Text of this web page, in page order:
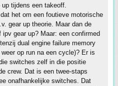
tijdens een takeoff.
het om een foutieve motorische
gear up theorie. Maar dan de
gear up? Maar: een confirmed
dual engine failure memory
op run na een cycle)? Er is
switches zelf in die positie
crew. Dat is een twee-staps
onafhankelijke switches. Dat